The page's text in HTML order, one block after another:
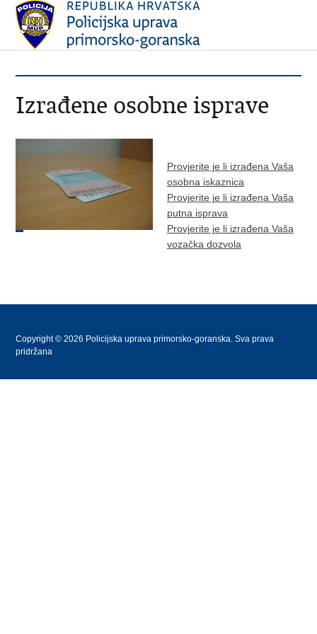
Izrađene osobne isprave
Provjerite je li izrađena Vaša
osobna iskaznica
Provjerite je li izrađena Vaša
putna isprava
Provjerite je li izrađena Vaša
vozačka dozvola
Copyright © 2026 Policijska uprava primorsko-goranska. Sva prava
pridržana